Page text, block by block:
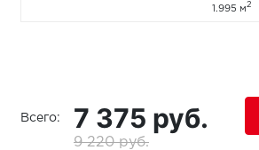
1.995 м2
Всего: 7 375 руб.
9 220 руб.